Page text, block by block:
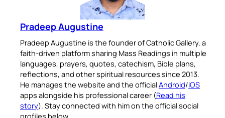
Pradeep Augustine
Pradeep Augustine is the founder of Catholic Gallery, a
faith-driven platform sharing Mass Readings in multiple
languages, prayers, quotes, catechism, Bible plans,
reflections, and other spiritual resources since 2013.
He manages the website and the officialAndroid/iOS
apps alongside his professional career (Read his
story). Stay connected with him on the official social
profiles below.